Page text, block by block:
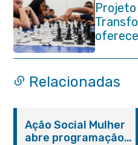
alunos
Relacionadas
Ação Social Mulher
abre programação